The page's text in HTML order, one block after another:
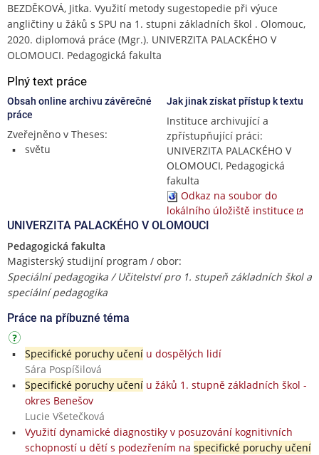
BEZDĚKOVÁ, Jitka. Využití metody sugestopedie při výuce
angličtiny u žáků s SPU na 1. stupni základních škol . Olomouc,
2020. diplomová práce (Mgr.). UNIVERZITA PALACKÉHO V
OLOMOUCI. Pedagogická fakulta
Plný text práce
Obsah online archivu závěrečné
práce
Zveřejněno v Theses:
světu
Jak jinak získat přístup k textu
Instituce archivující a
zpřístupňující práci:
UNIVERZITA PALACKÉHO V
OLOMOUCI, Pedagogická
fakulta
Odkaz na soubor do
lokálního úložiště instituce
UNIVERZITA PALACKÉHO V OLOMOUCI
Pedagogická fakulta
Magisterský studijní program / obor:
Speciální pedagogika / Učitelství pro 1. stupeň základních škol a
speciální pedagogika
Práce na příbuzné téma
Specifické poruchy učeníu dospělých lidí
Sára Pospíšilová
Specifické poruchy učeníu žáků 1. stupně základních škol -
okres Benešov
Lucie Všetečková
Využití dynamické diagnostiky v posuzování kognitivních
schopností u dětí s podezřením na specifické poruchy učení